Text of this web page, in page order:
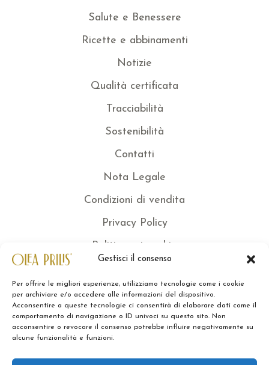
Gestisci il consenso
Per offrire le migliori esperienze, utilizziamo tecnologie come i cookie
per archiviare e/o accedere alle informazioni del dispositivo.
Acconsentire a queste tecnologie ci consentirà di elaborare dati come il
comportamento di navigazione o ID univoci su questo sito. Non
acconsentire o revocare il consenso potrebbe influire negativamente su
alcune funzionalità e funzioni.
Salute e Benessere
Ricette e abbinamenti
Notizie
Qualità certificata
Tracciabilità
Sostenibilità
Contatti
Nota Legale
Condizioni di vendita
Privacy Policy
Politica sui cookie
Dettagli dell'account
Esci